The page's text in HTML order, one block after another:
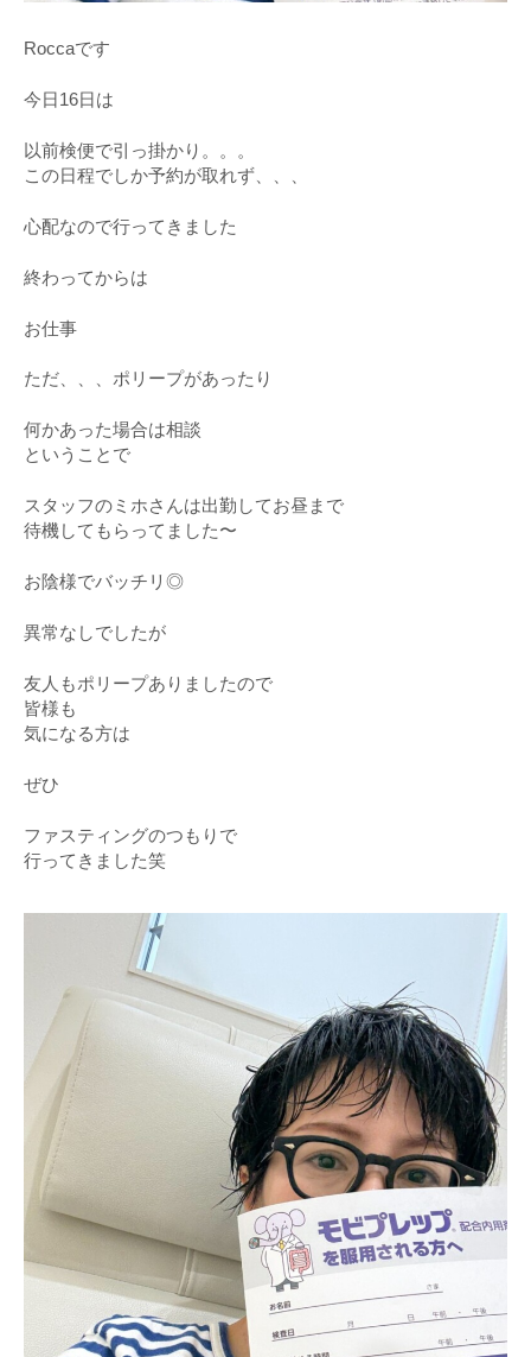
Roccaです
今日16日は
以前検便で引っ掛かり。。。
この日程でしか予約が取れず、、、
心配なので行ってきました
終わってからは
お仕事
ただ、、、ポリープがあったり
何かあった場合は相談
ということで
スタッフのミホさんは出勤してお昼まで
待機してもらってました〜
お陰様でバッチリ◎
異常なしでしたが
友人もポリープありましたので
皆様も
気になる方は
ぜひ
ファスティングのつもりで
行ってきました笑